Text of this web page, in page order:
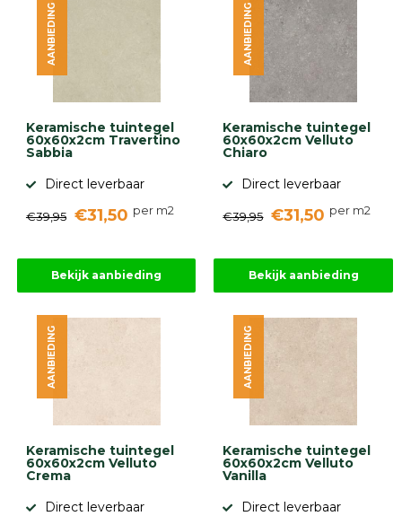
Keramische tuintegel
60x60x2cm Travertino
Sabbia
Direct leverbaar
€39,95 €31,50 per m2
AANBIEDING
Bekijk aanbieding
Keramische tuintegel
60x60x2cm Velluto
Chiaro
Direct leverbaar
€39,95 €31,50 per m2
AANBIEDING
Bekijk aanbieding
Keramische tuintegel
60x60x2cm Velluto
Crema
Direct leverbaar
AANBIEDING
Keramische tuintegel
60x60x2cm Velluto
Vanilla
Direct leverbaar
AANBIEDING